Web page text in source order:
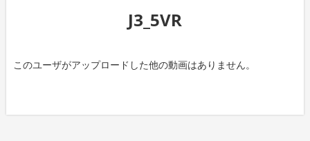
J3_5VR
このユーザがアップロードした他の動画はありません。